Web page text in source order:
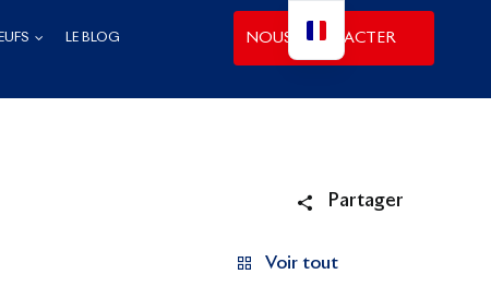
LE BLOG NOUS CONTACTER
Partager
Voir tout